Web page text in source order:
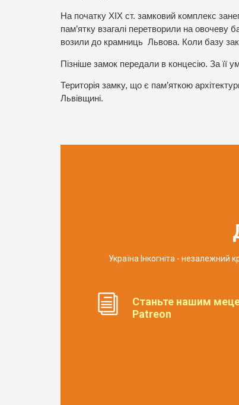
На початку ХІХ ст. замковий комплекс
пам’ятку взагалі перетворили на овочеву
возили до крамниць Львова. Коли базу
Пізніше замок передали в концесію. За її
Територія замку, що є пам’яткою
Львівщині.
Україна Інкогніта -
Станьте нашим
Patreon